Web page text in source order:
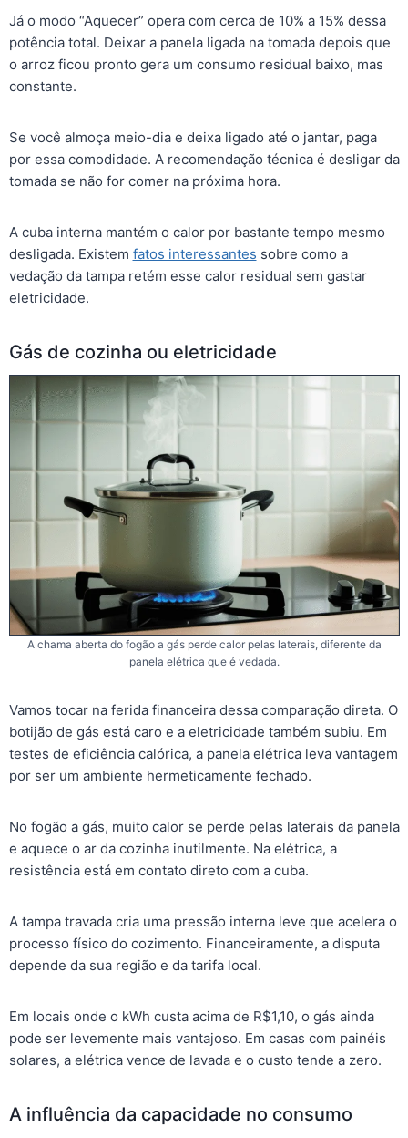
Já o modo “Aquecer” opera com cerca de 10% a 15% dessa
potência total. Deixar a panela ligada na tomada depois que
o arroz ficou pronto gera um consumo residual baixo, mas
constante.
Se você almoça meio-dia e deixa ligado até o jantar, paga
por essa comodidade. A recomendação técnica é desligar da
tomada se não for comer na próxima hora.
A cuba interna mantém o calor por bastante tempo mesmo
desligada. Existem fatos interessantes sobre como a
vedação da tampa retém esse calor residual sem gastar
eletricidade.
Gás de cozinha ou eletricidade
A chama aberta do fogão a gás perde calor pelas laterais, diferente da
panela elétrica que é vedada.
Vamos tocar na ferida financeira dessa comparação direta. O
botijão de gás está caro e a eletricidade também subiu. Em
testes de eficiência calórica, a panela elétrica leva vantagem
por ser um ambiente hermeticamente fechado.
No fogão a gás, muito calor se perde pelas laterais da panela
e aquece o ar da cozinha inutilmente. Na elétrica, a
resistência está em contato direto com a cuba.
A tampa travada cria uma pressão interna leve que acelera o
processo físico do cozimento. Financeiramente, a disputa
depende da sua região e da tarifa local.
Em locais onde o kWh custa acima de R$1,10, o gás ainda
pode ser levemente mais vantajoso. Em casas com painéis
solares, a elétrica vence de lavada e o custo tende a zero.
A influência da capacidade no consumo